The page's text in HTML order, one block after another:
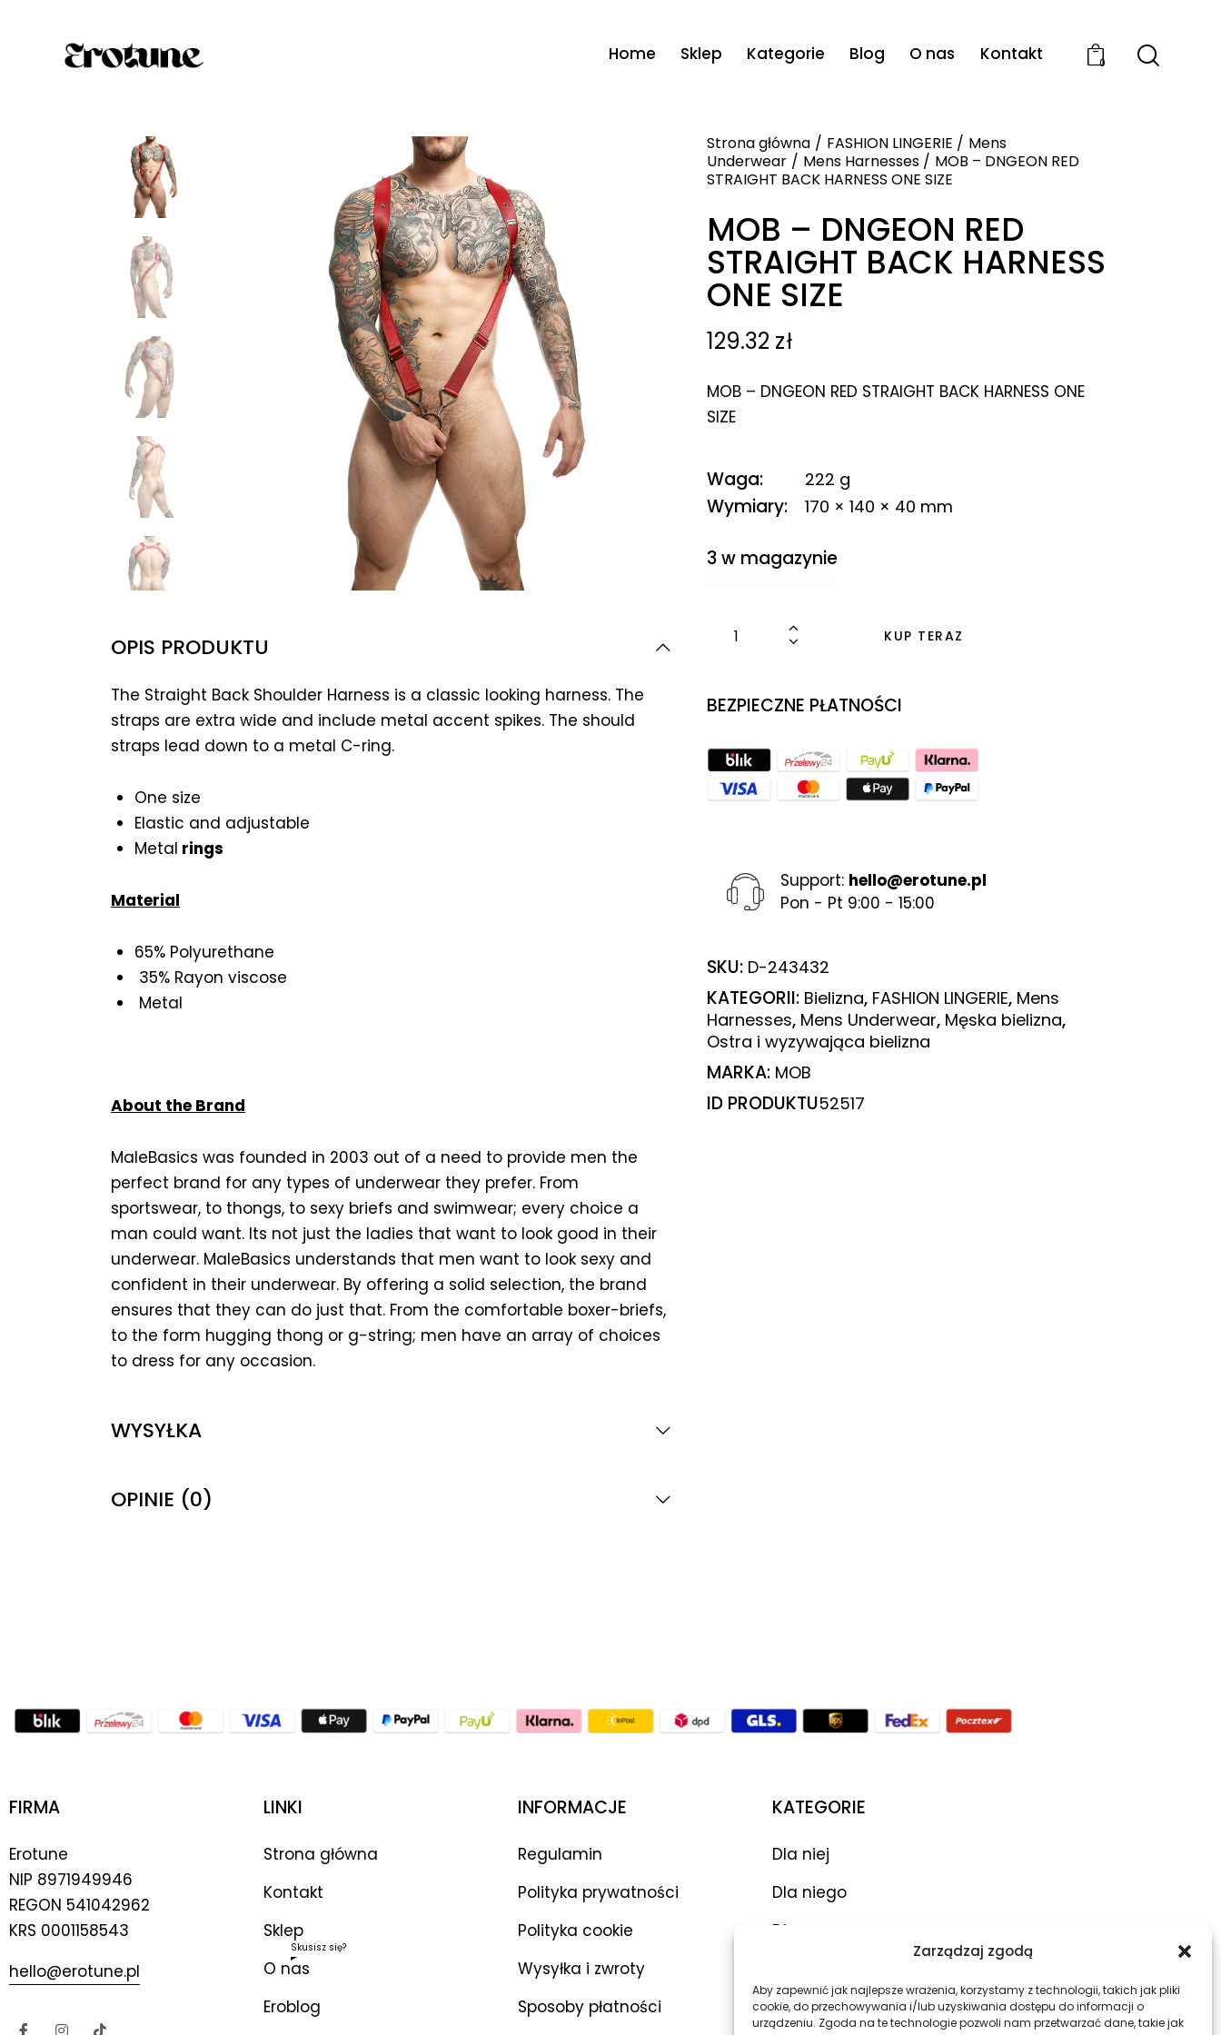
Zarządzaj zgodą
Aby zapewnić jak najlepsze wrażenia, korzystamy z technologii, takich jak pliki
cookie, do przechowywania i/lub uzyskiwania dostępu do informacji o
urządzeniu. Zgoda na te technologie pozwoli nam przetwarzać dane, takie jak
Home Sklep Kategorie Blog O nas Kontakt 0
Strona główna FASHION LINGERIE
Mens
Underwear
Mens Harnesses
MOB – DNGEON RED
STRAIGHT BACK HARNESS ONE SIZE
MOB – DNGEON RED
STRAIGHT BACK HARNESS
ONE SIZE
129.32 zł
MOB – DNGEON RED STRAIGHT BACK HARNESS ONE
SIZE
Waga 222 g
Wymiary 170 × 140 × 40 mm
3 w magazynie
KUP TERAZ
BEZPIECZNE PŁATNOŚCI
Support: hello@erotune.pl
Pon - Pt 9:00 - 15:00
SKU: D-243432
KATEGORII: Bielizna, FASHION LINGERIE, Mens
Harnesses, Mens Underwear, Męska bielizna,
Ostra i wyzywająca bielizna
MARKA: MOB
ID PRODUKTU52517
OPIS PRODUKTU
The Straight Back Shoulder Harness is a classic looking harness. The
straps are extra wide and include metal accent spikes. The should
straps lead down to a metal C-ring.
One size
Elastic and adjustable
Metal rings
Material
65% Polyurethane
35% Rayon viscose
Metal
About the Brand
MaleBasics was founded in 2003 out of a need to provide men the
perfect brand for any types of underwear they prefer. From
sportswear, to thongs, to sexy briefs and swimwear; every choice a
man could want. Its not just the ladies that want to look good in their
underwear. MaleBasics understands that men want to look sexy and
confident in their underwear. By offering a solid selection, the brand
ensures that they can do just that. From the comfortable boxer-briefs,
to the form hugging thong or g-string; men have an array of choices
to dress for any occasion.
WYSYŁKA
OPINIE (0)
FIRMA
Erotune
NIP 8971949946
REGON 541042962
KRS 0001158543
hello@erotune.pl
LINKI
Strona główna
Kontakt
Sklep
O nas
Skusisz się?
Eroblog
INFORMACJE
Regulamin
Polityka prywatności
Polityka cookie
Wysyłka i zwroty
Sposoby płatności
KATEGORIE
Dla niej
Dla niego
Dla par
Dilda